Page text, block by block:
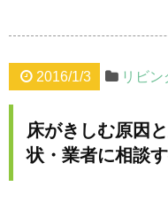
2016/1/3 リビ
床がきしむ原因
状・業者に相談